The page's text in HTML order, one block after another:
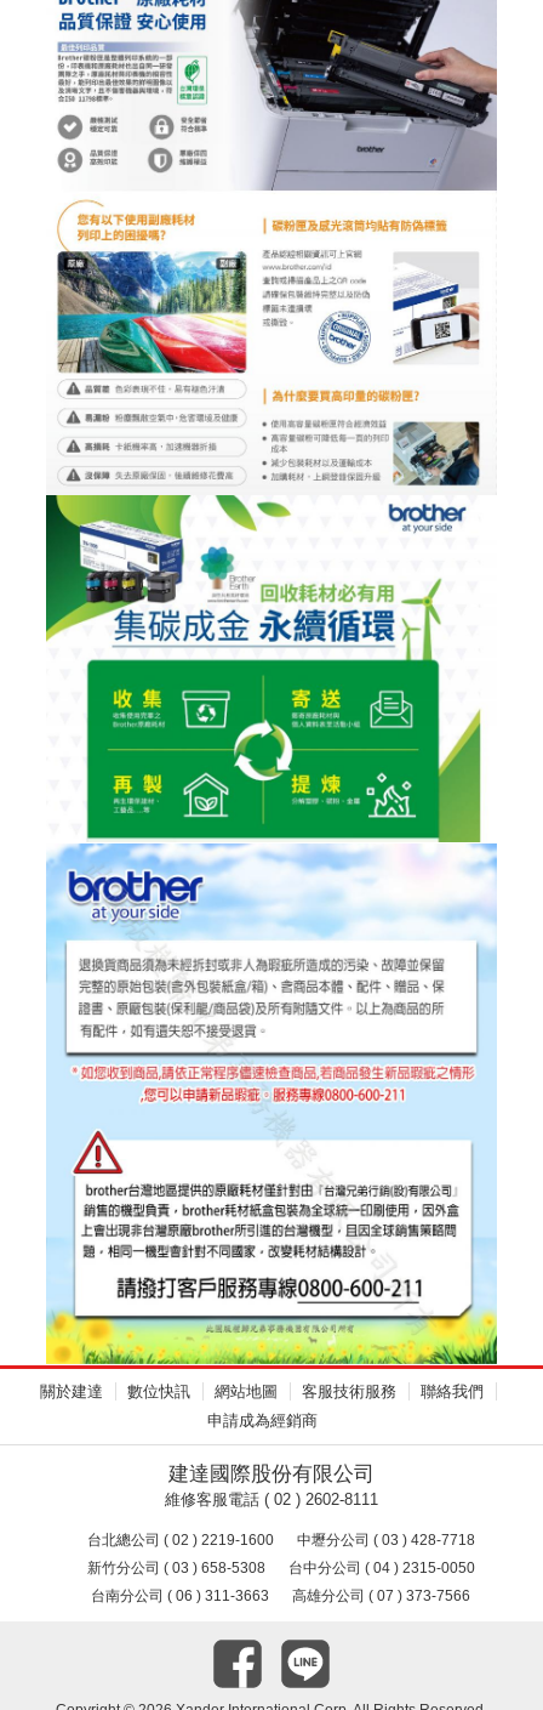
關於建達 數位快訊 網站地圖 客服技術服務
聯絡我們
申請成為經銷商
建達國際股份有限公司
維修客服電話 ( 02 ) 2602-8111
台北總公司 ( 02 ) 2219-1600
中壢分公司 ( 03 ) 428-7718
新竹分公司 ( 03 ) 658-5308
台中分公司 ( 04 ) 2315-0050
台南分公司 ( 06 ) 311-3663
高雄分公司 ( 07 ) 373-7566